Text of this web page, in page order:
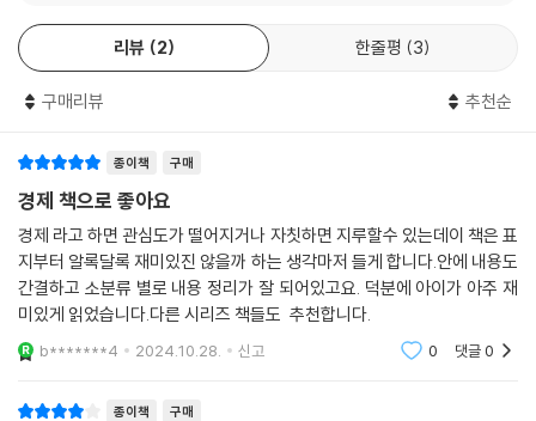
리뷰 2 한줄평 3
구매리뷰 추천순
종이책 구매
경제 책으로 좋아요
경제 라고 하면 관심도가 떨어지거나 자칫하면 지루할수 있는데이 책은 표
지부터 알록달록 재미있진 않을까 하는 생각마저 들게 합니다.안에 내용도
간결하고 소분류 별로 내용 정리가 잘 되어있고요. 덕분에 아이가 아주 재
미있게 읽었습니다.다른 시리즈 책들도 추천합니다.
b*******4 2024.10.28. 신고 0 댓글0
종이책 구매